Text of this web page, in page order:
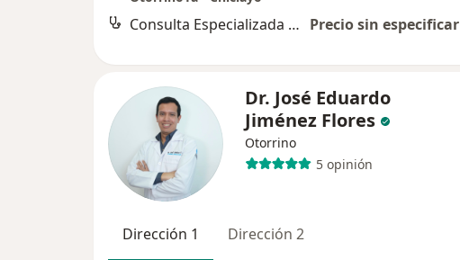
Consulta Especializada Otorrinolaringológica Precio sin especificar
Dr. José Eduardo
Jiménez Flores
Otorrino
5 opinión
Dirección 1 Dirección 2